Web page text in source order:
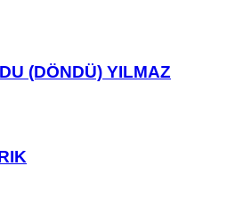
(DÖNDÜ) YILMAZ